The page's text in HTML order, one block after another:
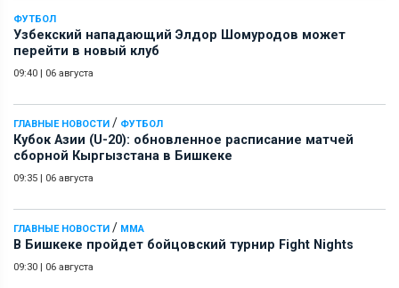
ФУТБОЛ
Узбекский нападающий Элдор Шомуродов может
перейти в новый клуб
09:40 | 06 августа
ГЛАВНЫЕ НОВОСТИ / ФУТБОЛ
Кубок Азии (U-20): обновленное расписание матчей
сборной Кыргызстана в Бишкеке
09:35 | 06 августа
ГЛАВНЫЕ НОВОСТИ / ММА
В Бишкеке пройдет бойцовский турнир Fight Nights
09:30 | 06 августа